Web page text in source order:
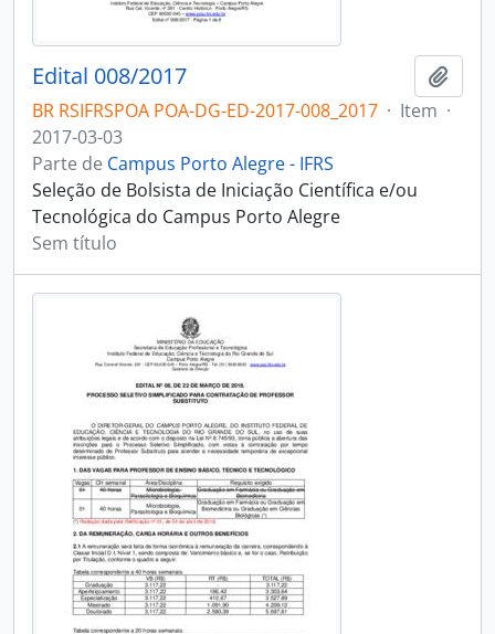
Edital 008/2017
BR RSIFRSPOA POA-DG-ED-2017-008_2017 · Item ·
2017-03-03
Parte de Campus Porto Alegre - IFRS
Seleção de Bolsista de Iniciação Científica e/ou
Tecnológica do Campus Porto Alegre
Sem título